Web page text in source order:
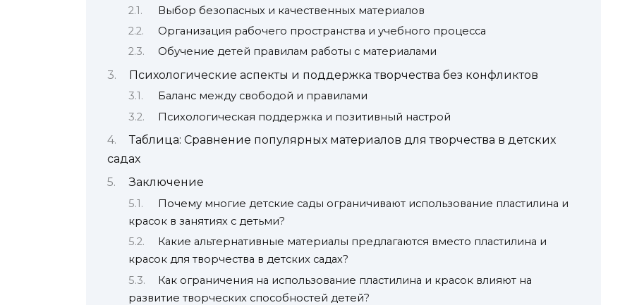
Выбор безопасных и качественных материалов
Организация рабочего пространства и учебного процесса
Обучение детей правилам работы с материалами
Психологические аспекты и поддержка творчества без конфликтов
Баланс между свободой и правилами
Психологическая поддержка и позитивный настрой
Таблица: Сравнение популярных материалов для творчества в детских
садах
Заключение
Почему многие детские сады ограничивают использование пластилина и
красок в занятиях с детьми?
Какие альтернативные материалы предлагаются вместо пластилина и
красок для творчества в детских садах?
Как ограничения на использование пластилина и красок влияют на
развитие творческих способностей детей?